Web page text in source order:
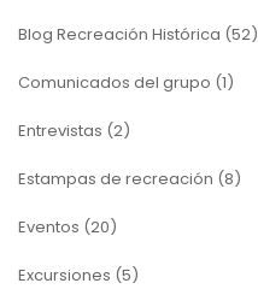
Blog Recreación Histórica (52)
Comunicados del grupo (1)
Entrevistas (2)
Estampas de recreación (8)
Eventos (20)
Excursiones (5)